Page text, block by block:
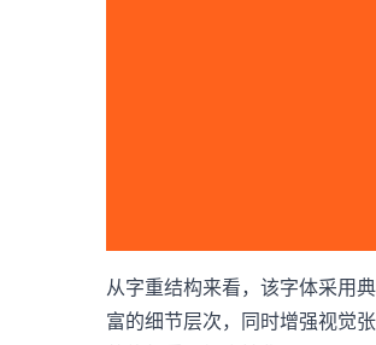
从字重结构来看，该字体采用
富的细节层次，同时增强视觉